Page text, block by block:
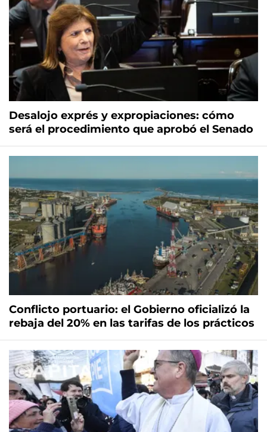
Desalojo exprés y expropiaciones: cómo
será el procedimiento que aprobó el Senado
Conflicto portuario: el Gobierno oficializó la
rebaja del 20% en las tarifas de los prácticos